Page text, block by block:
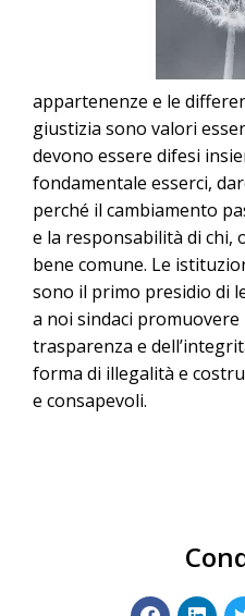
appartenenze e le
giustizia sono valori
devono essere difesi
fondamentale esserci,
perché il cambiamento
e la responsabilità di chi,
bene comune. Le
sono il primo presidio di
a noi sindaci
trasparenza e
forma di illegalità e
e consapevoli.